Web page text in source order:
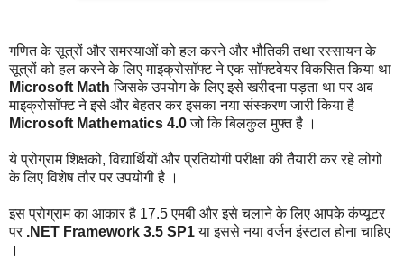
गणित के सूत्रों और समस्याओं को हल करने और भौतिकी तथा रस्सायन के
सूत्रों को हल करने के लिए माइक्रोसॉफ्ट ने एक सॉफ्टवेयर विकसित किया था
Microsoft Math जिसके उपयोग के लिए इसे खरीदना पड़ता था पर अब
माइक्रोसॉफ्ट ने इसे और बेहतर कर इसका नया संस्करण जारी किया है
Microsoft Mathematics 4.0जो कि बिलकुल मुफ्त है ।
ये प्रोग्राम शिक्षको, विद्यार्थियों और प्रतियोगी परीक्षा की तैयारी कर रहे लोगो
के लिए विशेष तौर पर उपयोगी है ।
इस प्रोग्राम का आकार है 17.5 एमबी और इसे चलाने के लिए आपके कंप्यूटर
पर .NET Framework 3.5 SP1या इससे नया वर्जन इंस्टाल होना चाहिए
।